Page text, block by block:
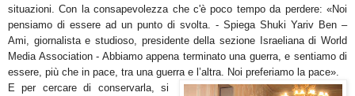
situazioni. Con la consapevolezza che c'è poco tempo da perdere: «Noi
pensiamo di essere ad un punto di svolta. - Spiega Shuki Yariv Ben –
Ami, giornalista e studioso, presidente della sezione Israeliana di World
Media Association - Abbiamo appena terminato una guerra, e sentiamo di
essere, più che in pace, tra una guerra e l’altra. Noi preferiamo la pace».
E per cercare di conservarla, si